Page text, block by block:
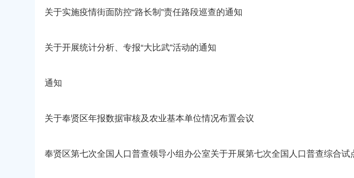
关于实施疫情街面防控“路长制”责任路段巡查的通知
关于开展统计分析、专报“大比武”活动的通知
通知
关于奉贤区年报数据审核及农业基本单位情况布置会议
奉贤区第七次全国人口普查领导小组办公室关于开展第七次全国人口普查综合试